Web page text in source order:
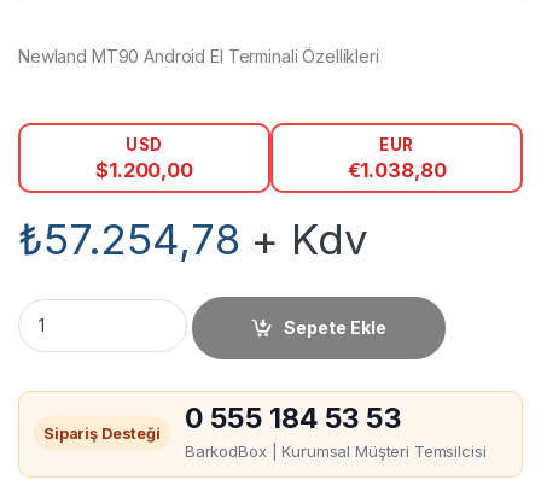
Newland MT90 Android El Terminali Özellikleri
USD
$1.200,00
EUR
€1.038,80
₺57.254,78 + Kdv
Newland MT90 Android El Terminali miktar
Sepete Ekle
Sipariş Desteği 0 555 184 53 53
BarkodBox | Kurumsal Müşteri Temsilcisi